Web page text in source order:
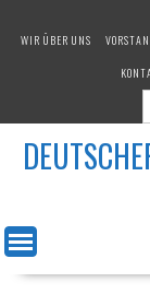
WIR ÜBER UNS